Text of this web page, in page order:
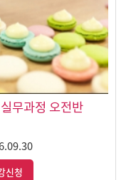
무과정 오전반
신청